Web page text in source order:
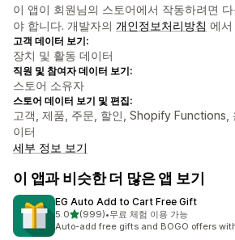
이 앱이 회원님의 스토어에서 작동하려면
야 합니다. 개발자의 개인정보처리방침 에서
고객 데이터 보기:
장치 및 활동 데이터
직원 및 참여자 데이터 보기:
스토어 소유자
스토어 데이터 보기 및 편집:
고객, 제품, 주문, 할인, Shopify Functions,
이터
세부 정보 보기
이 앱과 비슷한 더 많은 앱 보기
EG Auto Add to Cart Free Gift
5.0별 5개 중
(999)
총 리뷰 999개
•무료 체험 이용 가능
Auto-add free gifts and BOGO offers